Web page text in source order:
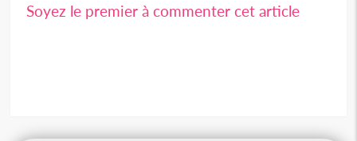
Soyez le premier à commenter cet article